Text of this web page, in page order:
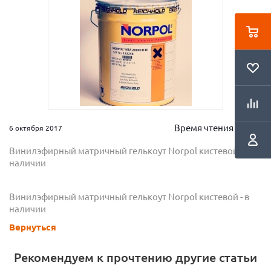
6 октября 2017
Время чтения 2 мин.
Винилэфирный матричный гелькоут Norpol кистевой - в
наличии
Винилэфирный матричный гелькоут Norpol кистевой - в
наличии
Вернуться
Рекомендуем к прочтению другие статьи